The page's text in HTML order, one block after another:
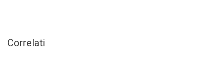
Correlati